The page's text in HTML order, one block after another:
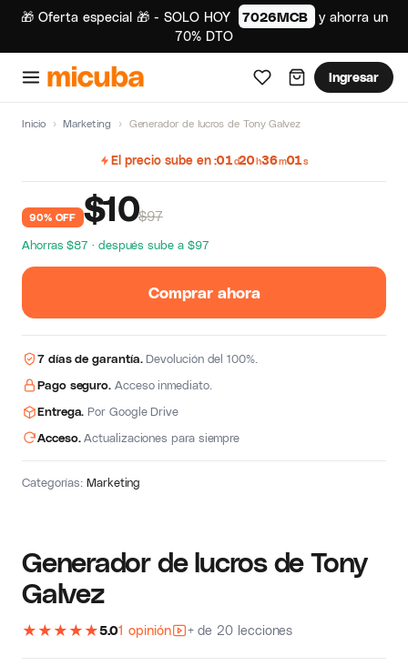
🎁 Oferta especial 🎁 - SOLO HOY 7026MCB
y ahorra un
70% DTO
Ingresar
Inicio › Marketing › Generador de lucros de Tony Galvez
Generador de lucros de Tony
Galvez
★ ★ ★ ★ ★5.01 opinión + de 20 lecciones
El precio sube en 01d20h36m00s
90% OFF $10$97
Ahorras $87 · después sube a $97
Comprar ahora
7 días de garantía.Devolución del 100%.
Pago seguro. Acceso inmediato.
Entrega. Por Google Drive
Acceso.Actualizaciones para siempre
Categorías:Marketing